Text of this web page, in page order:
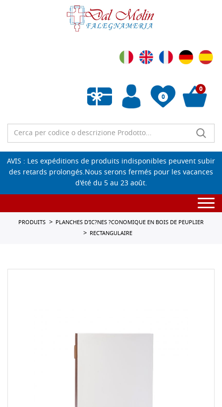
0
Liste de souhaits vide
0
AVIS : Les expéditions de produits indisponibles peuvent subir
des retards prolongés.Nous serons fermés pour les vacances
d'été du 5 au 23 août.
PRODUITS
PLANCHES D'IC?NES ?CONOMIQUE EN BOIS DE PEUPLIER
RECTANGULAIRE